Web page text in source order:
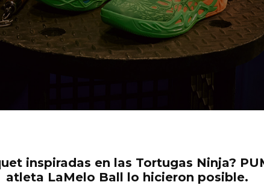
inspiradas en las Tortugas Ninja?
atleta LaMelo Ball lo hicieron posible.